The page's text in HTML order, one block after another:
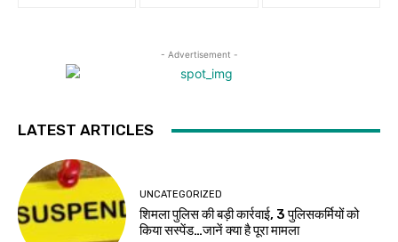
- Advertisement -
LATEST ARTICLES
UNCATEGORIZED
शिमला पुलिस की बड़ी कार्रवाई, 3 पुलिसकर्मियों को
किया सस्पेंड…जानें क्या है पूरा मामला